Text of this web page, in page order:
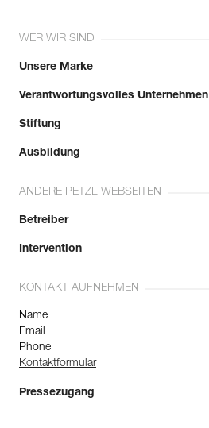
WER WIR SIND
Unsere Marke
Verantwortungsvolles Unternehmen
Stiftung
Ausbildung
ANDERE PETZL WEBSEITEN
Betreiber
Intervention
KONTAKT AUFNEHMEN
Name
Email
Phone
Kontaktformular
Pressezugang